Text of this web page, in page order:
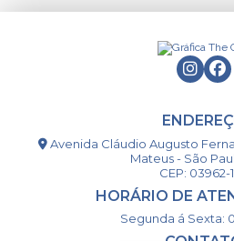
Avenida Cláudio Augusto
Mateus - São
CEP: 03962-
HORÁRIO DE
Segunda á Sexta: